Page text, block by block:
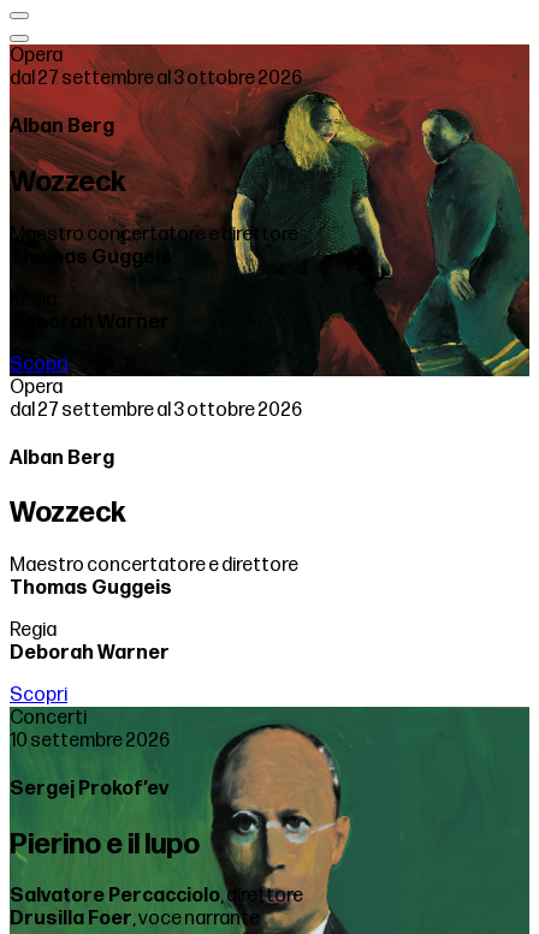
Opera
dal 27 settembre al 3 ottobre 2026
Alban Berg
Wozzeck
Maestro concertatore e direttore
Thomas Guggeis
Deborah Warner
Scopri
Opera
dal 27 settembre al 3 ottobre 2026
Alban Berg
Wozzeck
Maestro concertatore e direttore
Thomas Guggeis
Regia
Deborah Warner
Scopri
Concerti
10 settembre 2026
Sergej Prokof’ev
Pierino e il lupo
Salvatore Percacciolo, direttore
Drusilla Foer, voce narrante